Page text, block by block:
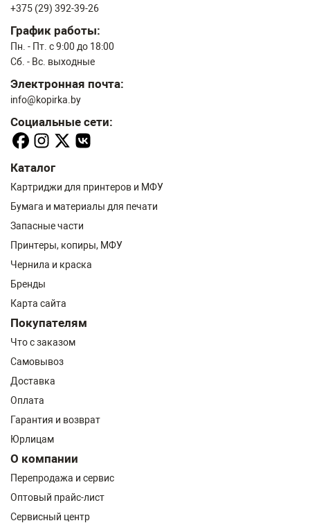
+375 (29) 392-39-26
График работы:
Пн. - Пт. с 9:00 до 18:00
Сб. - Вс. выходные
Электронная почта:
info@kopirka.by
Социальные сети:
Каталог
Картриджи для принтеров и МФУ
Бумага и материалы для печати
Запасные части
Принтеры, копиры, МФУ
Чернила и краска
Бренды
Карта сайта
Покупателям
Что с заказом
Самовывоз
Доставка
Оплата
Гарантия и возврат
Юрлицам
О компании
Перепродажа и сервис
Оптовый прайс-лист
Сервисный центр